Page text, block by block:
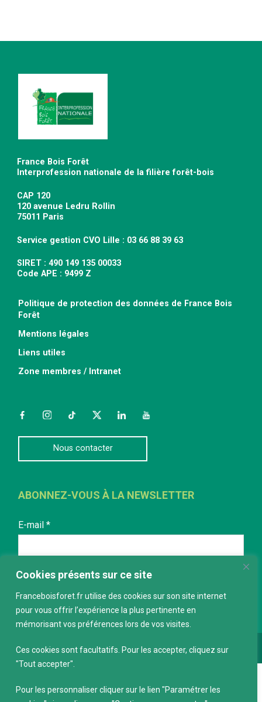
Cookies présents sur ce site
Franceboisforet.fr utilise des cookies sur son site internet
pour vous offrir l’expérience la plus pertinente en
mémorisant vos préférences lors de vos visites.
Ces cookies sont facultatifs. Pour les accepter, cliquez sur
"Tout accepter".
Pour les personnaliser cliquer sur le lien "Paramétrer les
France Bois Forêt
Interprofession nationale de la filière forêt-bois
CAP 120
120 avenue Ledru Rollin
75011 Paris
Service gestion CVO Lille : 03 66 88 39 63
SIRET : 490 149 135 00033
Code APE : 9499 Z
Politique de protection des données de France Bois
Forêt
Mentions légales
Liens utiles
Zone membres / Intranet
FacebookInstagramTikTokTwitterLinkedInYouTube
Nous contacter
ABONNEZ-VOUS À LA NEWSLETTER
E-mail *
Conception :keepdesign.fr